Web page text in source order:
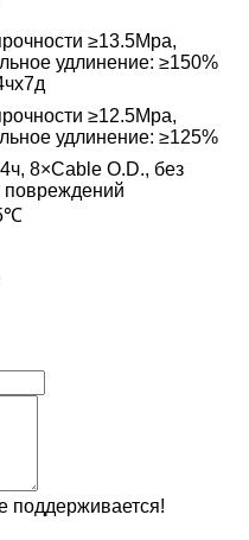
≥13.5Mpa,
удлинение: ≥150%
≥12.5Mpa,
удлинение: ≥125%
8×Cable O.D., без
поддерживается!